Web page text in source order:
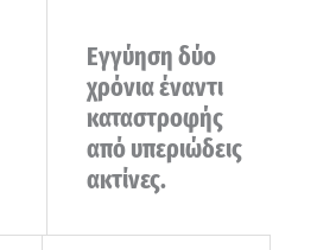
Εγγύηση δύο
χρόνια έναντι
καταστροφής
από υπεριώδεις
ακτίνες.